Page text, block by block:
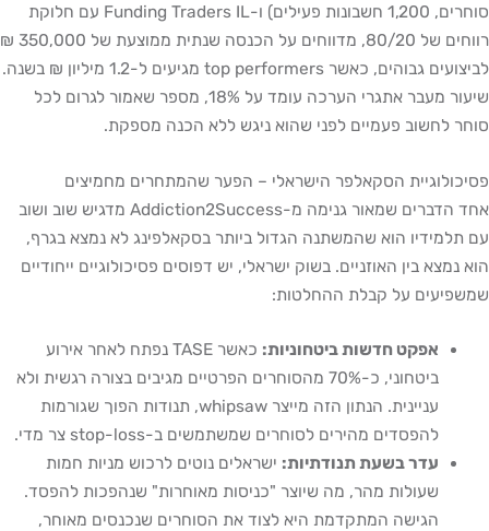
סוחרים, 1,200 חשבונות פעילים) ו-Funding Traders IL עם חלוקת
רווחים של 80/20, מדווחים על הכנסה שנתית ממוצעת של 350,000 ₪
לביצועים גבוהים, כאשר top performers מגיעים ל-1.2 מיליון ₪ בשנה.
שיעור מעבר אתגרי הערכה עומד על 18%, מספר שאמור לגרום לכל
סוחר לחשוב פעמיים לפני שהוא ניגש ללא הכנה מספקת.
פסיכולוגיית הסקאלפר הישראלי – הפער שהמתחרים מחמיצים
אחד הדברים שמאור גנימה מ-Addiction2Success מדגיש שוב ושוב
עם תלמידיו הוא שהמשתנה הגדול ביותר בסקאלפינג לא נמצא בגרף,
הוא נמצא בין האוזניים. בשוק ישראלי, יש דפוסים פסיכולוגיים ייחודיים
שמשפיעים על קבלת ההחלטות:
אפקט חדשות ביטחוניות:
כאשר TASE נפתח לאחר אירוע
ביטחוני, כ-70% מהסוחרים הפרטיים מגיבים בצורה רגשית ולא
עניינית. הנתון הזה מייצר whipsaw, תנודות הפוך שגורמות
להפסדים מהירים לסוחרים שמשתמשים ב-stop-loss צר מדי.
עדר בשעת תנודתיות: ישראלים נוטים לרכוש מניות חמות
שעולות מהר, מה שיוצר "כניסות מאוחרות" שנהפכות להפסד.
הגישה המתקדמת היא לצוד את הסוחרים שנכנסים מאוחר,